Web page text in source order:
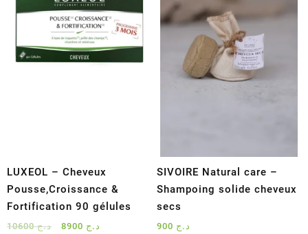
LUXEOL – Cheveux
Pousse,Croissance &
Fortification 90 gélules
د.ج10600
Le
د.ج
SIVOIRE Natural care –
Shampoing solide cheveux
secs
د.ج